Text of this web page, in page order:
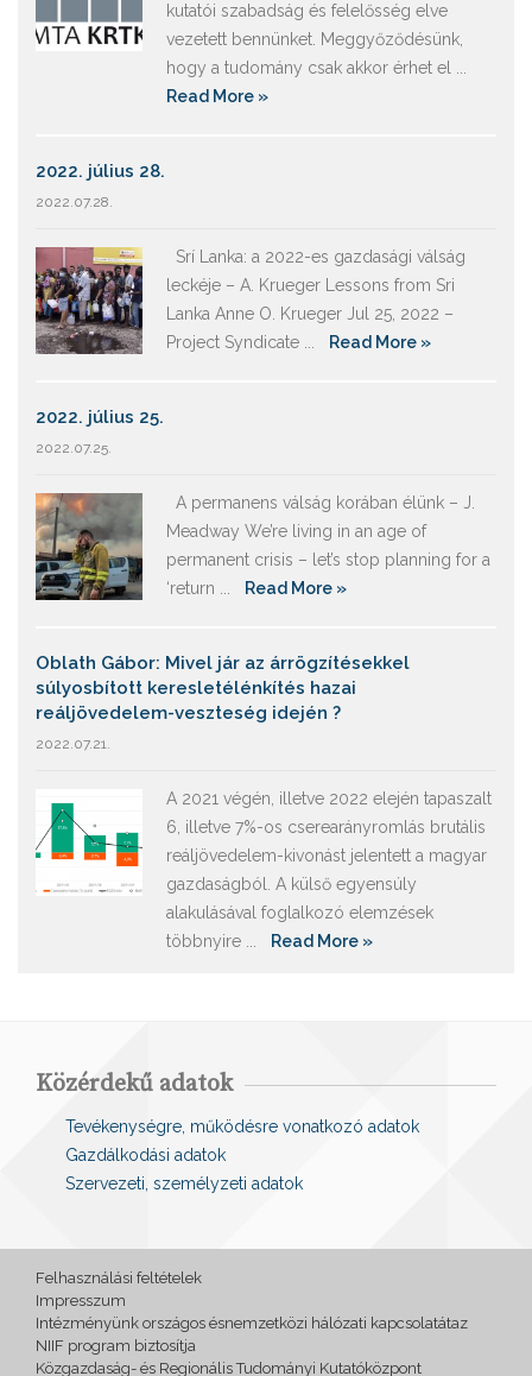
kutatói szabadság és felelősség elve
vezetett bennünket. Meggyőződésünk,
hogy a tudomány csak akkor érhet el ...
Read More »
2022. július 28.
2022.07.28.
Srí Lanka: a 2022-es gazdasági válság
leckéje – A. Krueger Lessons from Sri
Lanka Anne O. Krueger Jul 25, 2022 –
Project Syndicate ...
Read More »
2022. július 25.
2022.07.25.
A permanens válság korában élünk – J.
Meadway We’re living in an age of
permanent crisis – let’s stop planning for a
‘return ...
Read More »
Oblath Gábor: Mivel jár az árrögzítésekkel
súlyosbított keresletélénkítés hazai
reáljövedelem-veszteség idején ?
2022.07.21.
A 2021 végén, illetve 2022 elején tapaszalt
6, illetve 7%-os cserearányromlás brutális
reáljövedelem-kivonást jelentett a magyar
gazdaságból. A külső egyensúly
alakulásával foglalkozó elemzések
többnyire ...
Read More »
Közérdekű adatok
Tevékenységre, működésre vonatkozó adatok
Gazdálkodási adatok
Szervezeti, személyzeti adatok
Felhasználási feltételek
Impresszum
Intézményünk országos ésnemzetközi hálózati kapcsolatátaz
NIIF program biztosítja
Közgazdaság- és Regionális Tudományi Kutatóközpont